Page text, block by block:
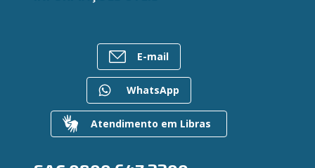
Trabalhe Conosco
Mapa do site
Gerenciar Cookies
Para empresas
Postos de Atendimento
Regularização de dívidas
Valores a Receber
Contato
Canal de Ética
Ouvidoria
E-mail
WhatsApp
Atendimento em Libras